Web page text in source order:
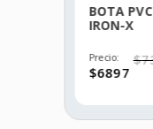
BOTA
IRON-X
Precio:
$6897
$